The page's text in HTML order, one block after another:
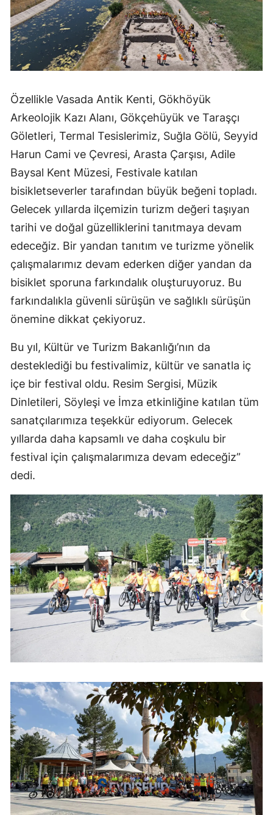
Samsun
Siirt
Sinop
Sivas
Tekirdağ
Trabzon
Tunceli
Şanlıurfa
Uşak
Van
Yozgat
Aksaray
Bayburt
Karaman
Kırıkkale
Batman
Bartın
Ardahan
Iğdır
Yalova
Karabük
Kilis
Özellikle Vasada Antik Kenti, Gökhöyük
Arkeolojik Kazı Alanı, Gökçehüyük ve Taraşçı
Göletleri, Termal Tesislerimiz, Suğla Gölü, Seyyid
Harun Cami ve Çevresi, Arasta Çarşısı, Adile
Baysal Kent Müzesi, Festivale katılan
bisikletseverler tarafından büyük beğeni topladı.
Gelecek yıllarda ilçemizin turizm değeri taşıyan
tarihi ve doğal güzelliklerini tanıtmaya devam
edeceğiz. Bir yandan tanıtım ve turizme yönelik
çalışmalarımız devam ederken diğer yandan da
bisiklet sporuna farkındalık oluşturuyoruz. Bu
farkındalıkla güvenli sürüşün ve sağlıklı sürüşün
önemine dikkat çekiyoruz.
Bu yıl, Kültür ve Turizm Bakanlığı’nın da
desteklediği bu festivalimiz, kültür ve sanatla iç
içe bir festival oldu. Resim Sergisi, Müzik
Dinletileri, Söyleşi ve İmza etkinliğine katılan tüm
sanatçılarımıza teşekkür ediyorum. Gelecek
yıllarda daha kapsamlı ve daha coşkulu bir
festival için çalışmalarımıza devam edeceğiz”
dedi.